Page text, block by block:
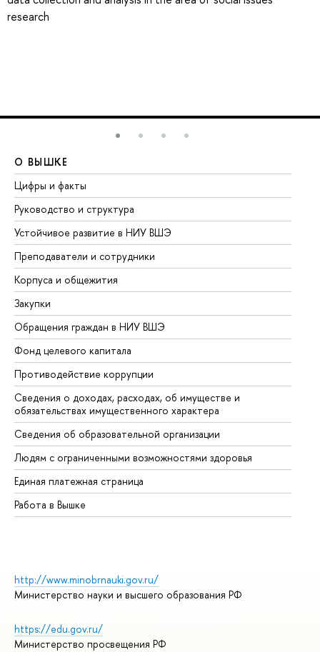
research
О ВЫШКЕ
Цифры и факты
Руководство и структура
Устойчивое развитие в НИУ ВШЭ
Преподаватели и сотрудники
Корпуса и общежития
Закупки
Обращения граждан в НИУ ВШЭ
Фонд целевого капитала
Противодействие коррупции
Сведения о доходах, расходах, об имуществе и
обязательствах имущественного характера
Сведения об образовательной организации
Людям с ограниченными возможностями здоровья
Единая платежная страница
Работа в Вышке
http://www.minobrnauki.gov.ru/
Министерство науки и высшего образования РФ
https://edu.gov.ru/
Министерство просвещения РФ